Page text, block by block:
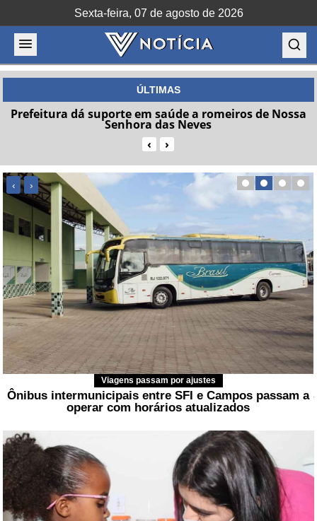
Sexta-feira, 07 de agosto de 2026
ÚLTIMAS
Ônibus intermunicipais entre SFI e Campos passam a
operar com horários atualizados
‹
›
Possível acerto de contas é investigado
Suspeito de assassinar idoso em Deserto Feliz é morto
a tiros na Estrada de Santo Amaro
‹ ›